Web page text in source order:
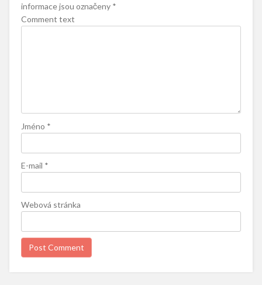
informace jsou označeny *
Comment text
Jméno *
E-mail *
Webová stránka